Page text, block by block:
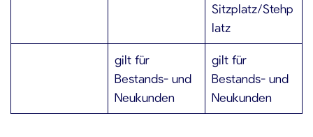
Sitzplatz/Stehp
latz
gilt für
Bestands- und
Neukunden
gilt für
Bestands- und
Neukunden